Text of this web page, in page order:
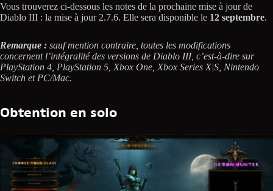
Vous trouverez ci-dessous les notes de la prochaine mise à jour de
Diablo III : la mise à jour 2.7.6. Elle sera disponible le 12 septembre.
Remarque : sauf mention contraire, toutes les modifications
concernent l’intégralité des versions de Diablo III, c’est-à-dire sur
PlayStation 4, PlayStation 5, Xbox One, Xbox Series X|S, Nintendo
Switch et PC/Mac.
Obtention en solo